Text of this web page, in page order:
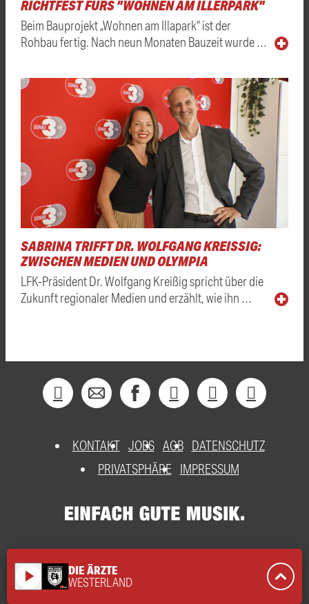
RICHTFEST FÜRS "WOHNEN AM ILLERPARK"
Beim Bauprojekt „Wohnen am Illapark“ ist der
Rohbau fertig. Nach neun Monaten Bauzeit wurde …
SABRINA TRIFFT DR. WOLFGANG KREISSIG: Z
WISCHEN MEDIEN UND OLYMPIA
LFK-Präsident Dr. Wolfgang Kreißig spricht über die
Zukunft regionaler Medien und erzählt, wie ihn …
KONTAKT JOBS AGB DATENSCHUTZ
PRIVATSPHÄRE
IMPRESSUM
play_arrow DIE ÄRZTE
WESTERLAND